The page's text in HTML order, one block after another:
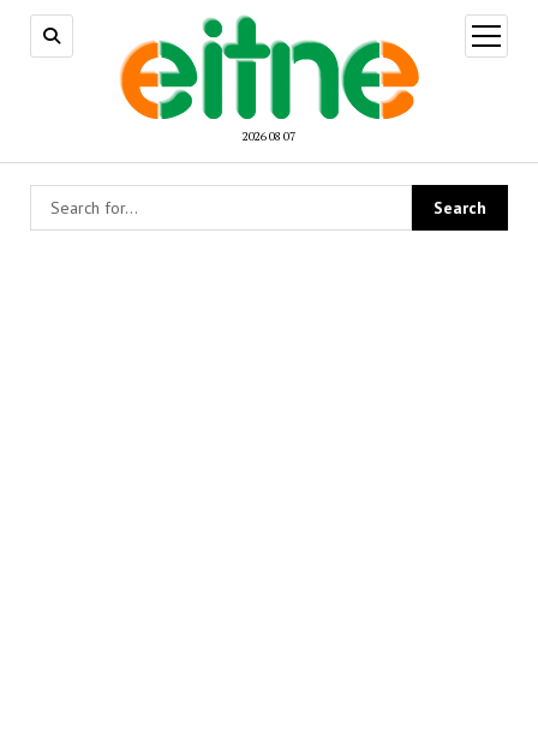
2026 08 07
open
menu